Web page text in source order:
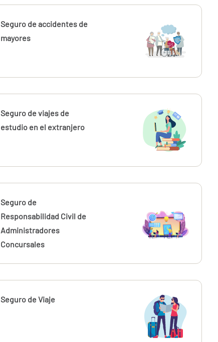
Seguro de accidentes de
mayores
Seguro de viajes de
estudio en el extranjero
Seguro de
Responsabilidad Civil de
Administradores
Concursales
Seguro de Viaje